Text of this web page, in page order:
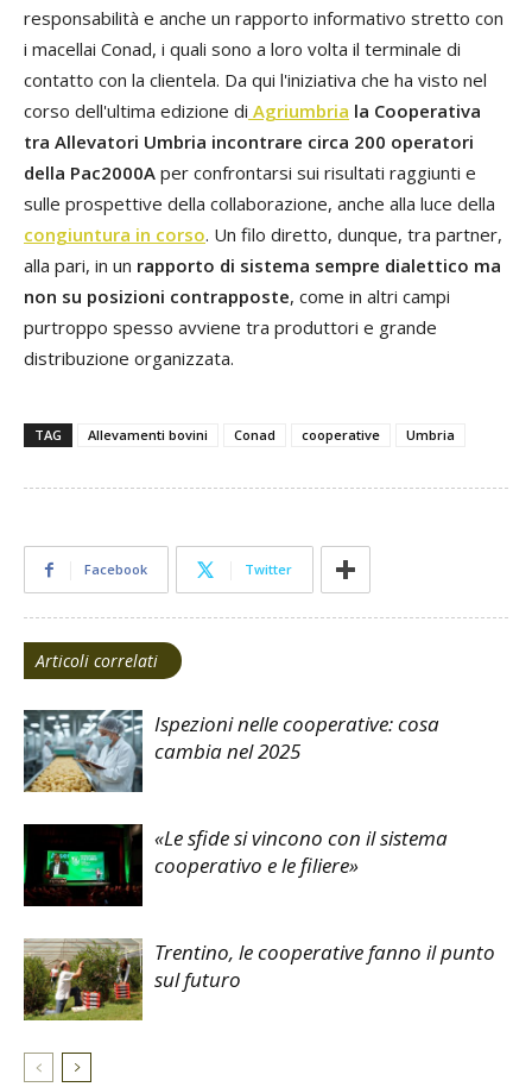
responsabilità e anche un rapporto informativo stretto con
i macellai Conad, i quali sono a loro volta il terminale di
contatto con la clientela. Da qui l'iniziativa che ha visto nel
corso dell'ultima edizione di Agriumbria la Cooperativa
tra Allevatori Umbria incontrare circa 200 operatori
della Pac2000A per confrontarsi sui risultati raggiunti e
sulle prospettive della collaborazione, anche alla luce della
congiuntura in corso. Un filo diretto, dunque, tra partner,
alla pari, in un rapporto di sistema sempre dialettico ma
non su posizioni contrapposte, come in altri campi
purtroppo spesso avviene tra produttori e grande
distribuzione organizzata.
TAG Allevamenti bovini Conad cooperative Umbria
Facebook Twitter
Articoli correlati
Ispezioni nelle cooperative: cosa
cambia nel 2025
«Le sfide si vincono con il sistema
cooperativo e le filiere»
Trentino, le cooperative fanno il punto
sul futuro